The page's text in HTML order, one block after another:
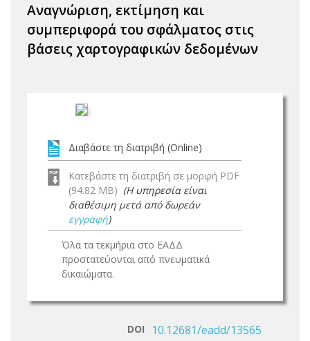
Αναγνώριση, εκτίμηση και
συμπεριφορά του σφάλματος στις
βάσεις χαρτογραφικών δεδομένων
Διαβάστε τη διατριβή (Online)
Κατεβάστε τη διατριβή σε μορφή PDF
(94.82 MB) (Η υπηρεσία είναι
διαθέσιμη μετά από δωρεάν
εγγραφή)
Όλα τα τεκμήρια στο ΕΑΔΔ
προστατεύονται από πνευματικά
δικαιώματα.
DOI 10.12681/eadd/13565